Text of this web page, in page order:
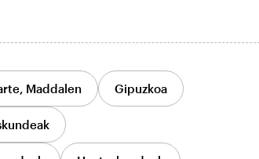
Maddalen Gipuzkoa